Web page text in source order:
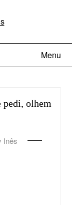
Menu
pedi, olhem
Inês